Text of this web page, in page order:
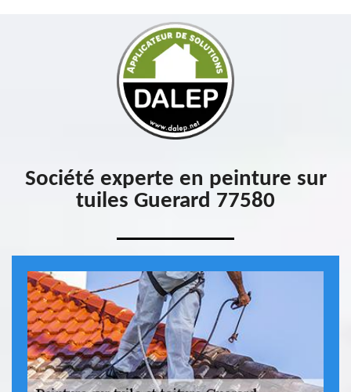
Société experte en peinture sur
tuiles Guerard 77580